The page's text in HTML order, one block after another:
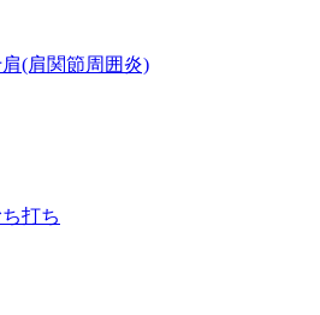
(肩関節周囲炎)
打ち